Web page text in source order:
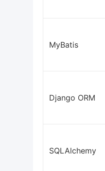
MyBatis
Django ORM
SQLAlchemy